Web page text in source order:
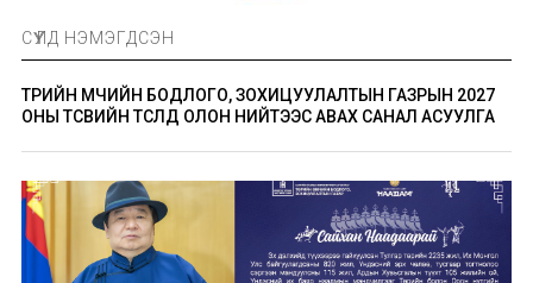
СҮҮЛД НЭМЭГДСЭН
ТӨРИЙН ӨМЧИЙН БОДЛОГО, ЗОХИЦУУЛАЛТЫН ГАЗРЫН 2027
ОНЫ ТӨСВИЙН ТӨСӨЛД ОЛОН НИЙТЭЭС АВАХ САНАЛ АСУУЛГА